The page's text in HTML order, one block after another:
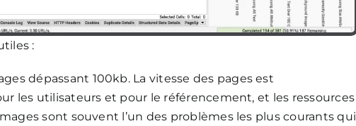
:
dépassant 100kb. La vitesse des pages est
les utilisateurs et pour le référencement, et les ressources
sont souvent l’un des problèmes les plus courants qui